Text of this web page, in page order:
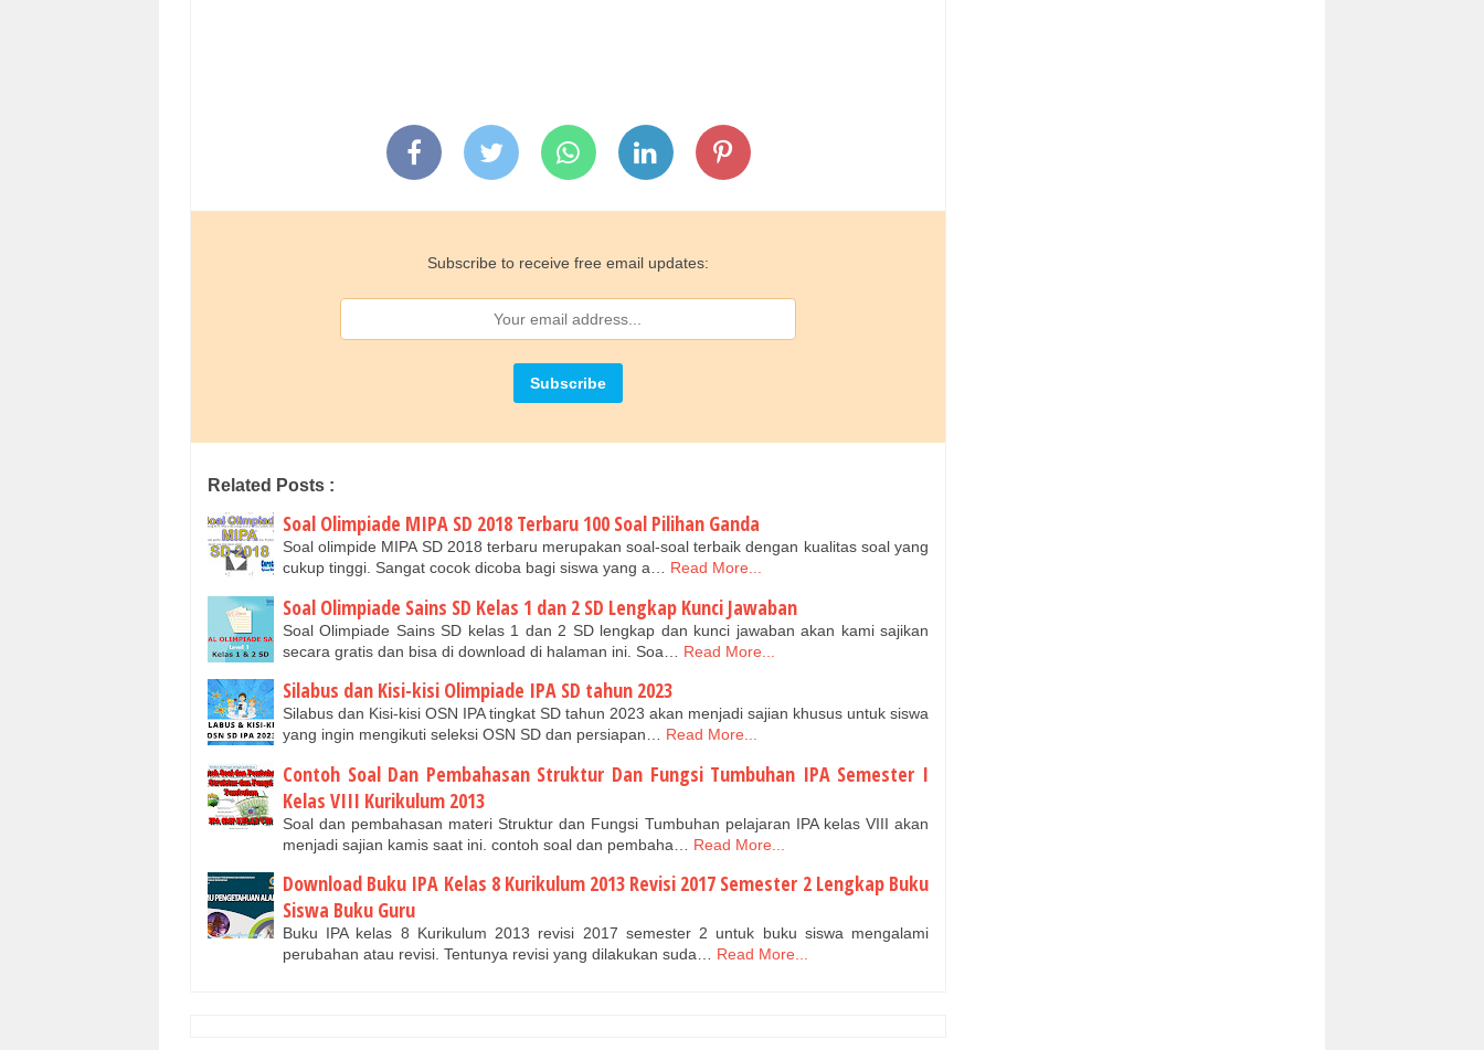
Subscribe to receive free email updates:
Related Posts :
Soal Olimpiade MIPA SD 2018 Terbaru 100 Soal Pilihan Ganda
Soal olimpide MIPA SD 2018 terbaru merupakan soal-soal terbaik dengan kualitas soal yang
cukup tinggi. Sangat cocok dicoba bagi siswa yang a… Read More...
Soal Olimpiade Sains SD Kelas 1 dan 2 SD Lengkap Kunci Jawaban
Soal Olimpiade Sains SD kelas 1 dan 2 SD lengkap dan kunci jawaban akan kami sajikan
secara gratis dan bisa di download di halaman ini. Soa…
Read More...
Silabus dan Kisi-kisi Olimpiade IPA SD tahun 2023
Silabus dan Kisi-kisi OSN IPA tingkat SD tahun 2023 akan menjadi sajian khusus untuk siswa
yang ingin mengikuti seleksi OSN SD dan persiapan… Read More...
Contoh Soal Dan Pembahasan Struktur Dan Fungsi Tumbuhan IPA Semester I
Kelas VIII Kurikulum 2013
Soal dan pembahasan materi Struktur dan Fungsi Tumbuhan pelajaran IPA kelas VIII akan
menjadi sajian kamis saat ini. contoh soal dan pembaha…
Read More...
Download Buku IPA Kelas 8 Kurikulum 2013 Revisi 2017 Semester 2 Lengkap Buku
Siswa Buku Guru
Buku IPA kelas 8 Kurikulum 2013 revisi 2017 semester 2 untuk buku siswa mengalami
perubahan atau revisi. Tentunya revisi yang dilakukan suda… Read More...